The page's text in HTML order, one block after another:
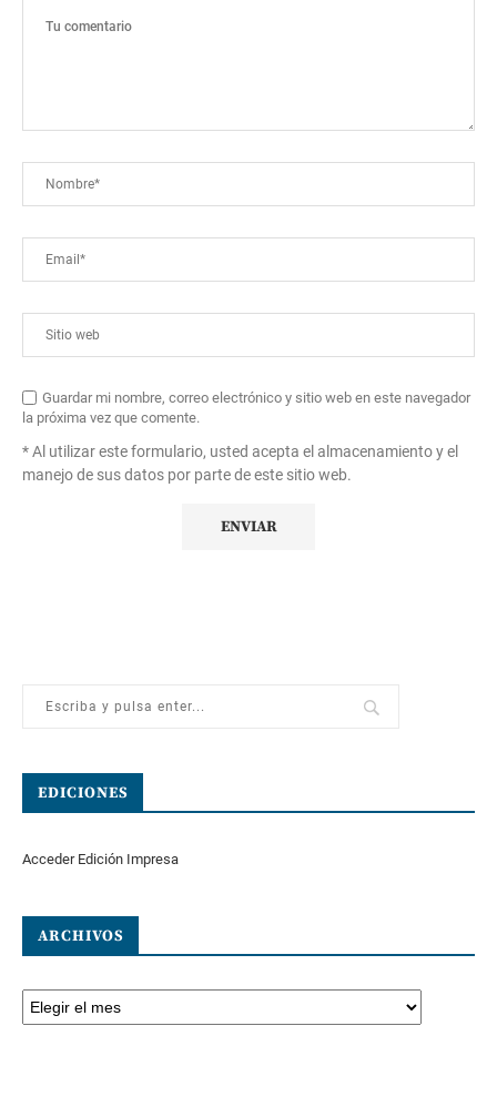
Guardar mi nombre, correo electrónico y sitio web en este navegador
la próxima vez que comente.
* Al utilizar este formulario, usted acepta el almacenamiento y el
manejo de sus datos por parte de este sitio web.
EDICIONES
Acceder Edición Impresa
ARCHIVOS